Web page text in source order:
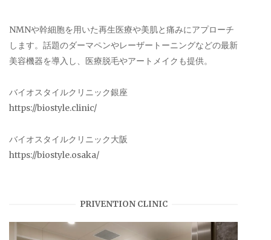
NMNや幹細胞を用いた再生医療や美肌と痛みにアプローチ
します。話題のダーマペンやレーザートーニングなどの最新
美容機器を導入し、医療脱毛やアートメイクも提供。
バイオスタイルクリニック銀座
https://biostyle.clinic/
バイオスタイルクリニック大阪
https://biostyle.osaka/
PRIVENTION CLINIC